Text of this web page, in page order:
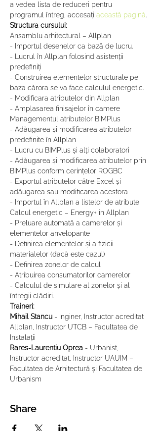
a vedea lista de reduceri pentru
programul întreg, accesați această pagină.
Structura cursului:
Ansamblu arhitectural – Allplan
- Importul desenelor ca bază de lucru.
- Lucrul în Allplan folosind asistenții
predefiniți
- Construirea elementelor structurale pe
baza cărora se va face calculul energetic.
- Modificara atributelor din Allplan
- Amplasarea finisajelor în camere
Managementul atributelor BIMPlus
- Adăugarea și modificarea atributelor
predefinite în Allplan
- Lucru cu BIMPlus și alți colaboratori
- Adăugarea și modificarea atributelor prin
BIMPlus conform cerințelor ROGBC
- Exportul atributelor către Excel și
adăugarea sau modificarea acestora
- Importul în Allplan a listelor de atribute
Calcul energetic – Energy+ în Allplan
- Preluare automată a camerelor și
elementelor anvelopante
- Definirea elementelor și a fizicii
materialelor (dacă este cazul)
- Definirea zonelor de calcul
- Atribuirea consumatorilor camerelor
- Calculul de simulare al zonelor și al
întregii clădiri.
Traineri:
Mihail Stancu - Inginer, Instructor acreditat
Allplan, Instructor UTCB – Facultatea de
Instalații
Rares-Laurentiu Oprea - Urbanist,
Instructor acreditat, Instructor UAUIM –
Facultatea de Arhitectură și Facultatea de
Urbanism
Share